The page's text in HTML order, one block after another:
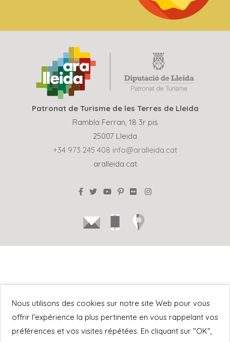
Patronat de Turisme de les Terres de Lleida
Rambla Ferran, 18 3r pis
25007 Lleida
+34 973 245 408 info@aralleida.cat
aralleida.cat
Nous utilisons des cookies sur notre site Web pour vous
offrir l'expérience la plus pertinente en vous rappelant vos
préférences et vos visites répétées. En cliquant sur "OK",